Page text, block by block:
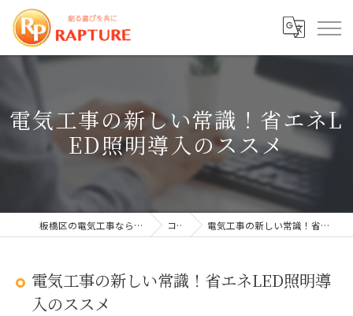
電気工事の新しい常識！省エネL
ED照明導入のススメ
板橋区の電気工事なら株式会社ラプチャー コラム 電気工事の新しい常識！省エネLED照明導入のススメ
電気工事の新しい常識！省エネLED照明導
入のススメ